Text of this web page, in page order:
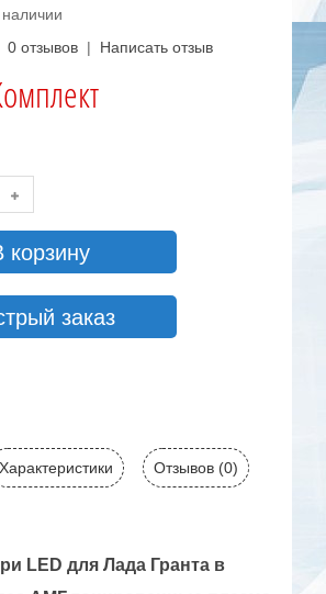
0 отзывов | Написать отзыв
корзину
заказ
Характеристики Отзывов (0)
LED для Лада Гранта в